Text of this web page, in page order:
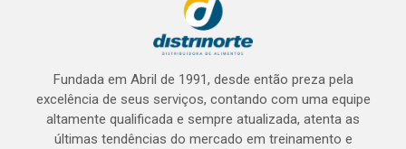
Fundada em Abril de 1991, desde então preza pela
excelência de seus serviços, contando com uma equipe
altamente qualificada e sempre atualizada, atenta as
últimas tendências do mercado em treinamento e